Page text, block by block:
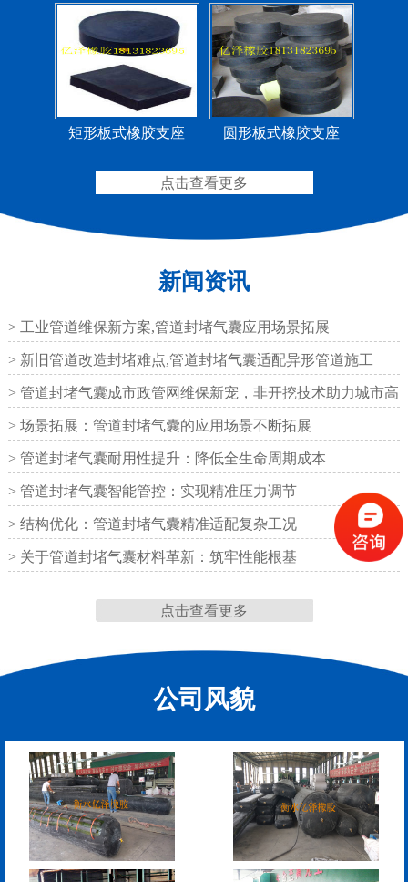
矩形板式橡胶支座 圆形板式橡胶支座
抗震盆式支座
C40、60、80型桥梁伸
缩缝
F40、60、80型桥梁伸缩E40、60、80型桥梁伸缩
RG型桥梁伸缩缝
D40、60、80型桥梁伸
缩缝
点击查看更多
新闻资讯
> 工业管道维保新方案,管道封堵气囊应用场景拓展
> 新旧管道改造封堵难点,管道封堵气囊适配异形管道施工
> 管道封堵气囊成市政管网维保新宠，非开挖技术助力城市高
效运
> 场景拓展：管道封堵气囊的应用场景不断拓展
> 管道封堵气囊耐用性提升：降低全生命周期成本
> 管道封堵气囊智能管控：实现精准压力调节
> 结构优化：管道封堵气囊精准适配复杂工况
> 关于管道封堵气囊材料革新：筑牢性能根基
点击查看更多
公司风貌